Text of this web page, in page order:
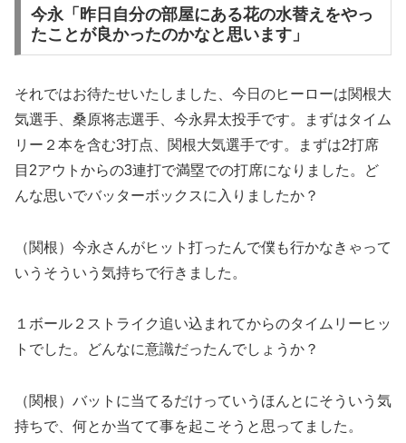
今永「昨日自分の部屋にある花の水替えをやっ
たことが良かったのかなと思います」
それではお待たせいたしました、今日のヒーローは関根大
気選手、桑原将志選手、今永昇太投手です。まずはタイム
リー２本を含む3打点、関根大気選手です。まずは2打席
目2アウトからの3連打で満塁での打席になりました。ど
んな思いでバッターボックスに入りましたか？
（関根）今永さんがヒット打ったんで僕も行かなきゃって
いうそういう気持ちで行きました。
１ボール２ストライク追い込まれてからのタイムリーヒッ
トでした。どんなに意識だったんでしょうか？
（関根）バットに当てるだけっていうほんとにそういう気
持ちで、何とか当てて事を起こそうと思ってました。